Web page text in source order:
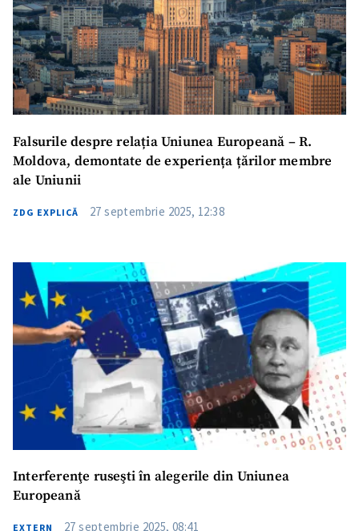
Falsurile despre relația Uniunea Europeană – R.
Moldova, demontate de experiența țărilor membre
ale Uniunii
ZDG EXPLICĂ 27 septembrie 2025, 12:38
Interferenţe ruseşti în alegerile din Uniunea
Europeană
EXTERN 27 septembrie 2025, 08:41
CONTACT SURSĂ
Sursă anonimă
Nume+ Numele meu
Email+ Emailul meu
confidențialitate
TRIMITE ȘTIREA